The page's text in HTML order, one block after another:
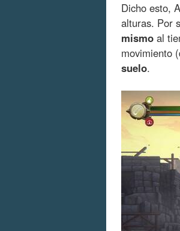
Dicho esto,
alturas. Por
mismo al
movimiento
suelo.